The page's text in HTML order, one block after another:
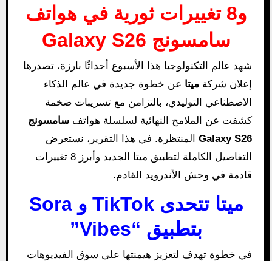
و8 تغييرات ثورية في هواتف
سامسونج Galaxy S26
شهد عالم التكنولوجيا هذا الأسبوع أحداثًا بارزة، تصدرها
إعلان شركة ميتا عن خطوة جديدة في عالم الذكاء
الاصطناعي التوليدي، بالتزامن مع تسريبات ضخمة
كشفت عن الملامح النهائية لسلسلة هواتف سامسونج
Galaxy S26المنتظرة. في هذا التقرير، نستعرض
التفاصيل الكاملة لتطبيق ميتا الجديد وأبرز 8 تغييرات
قادمة في وحش الأندرويد القادم.
ميتا تتحدى TikTok و Sora
بتطبيق “Vibes”
في خطوة تهدف لتعزيز هيمنتها على سوق الفيديوهات